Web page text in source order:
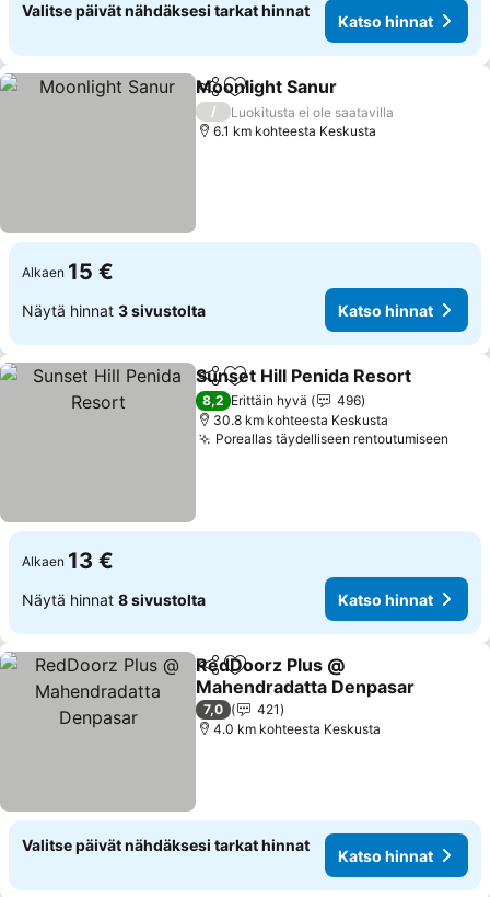
Valitse päivät nähdäksesi tarkat hinnat
Katso hinnat
Jaa Lisää suosikkeihin
Moonlight Sanur
/
Luokitusta ei ole saatavilla
6.1 km kohteesta Keskusta
Alkaen 15 €
Näytä hinnat 3 sivustolta Katso hinnat
Jaa Lisää suosikkeihin
Sunset Hill Penida Resort
8,2 Erittäin hyvä
496
30.8 km kohteesta Keskusta
Poreallas täydelliseen rentoutumiseen
Alkaen 13 €
Näytä hinnat 8 sivustolta Katso hinnat
Jaa Lisää suosikkeihin
RedDoorz Plus @
Mahendradatta Denpasar
7,0
421
4.0 km kohteesta Keskusta
Valitse päivät nähdäksesi tarkat hinnat
Katso hinnat